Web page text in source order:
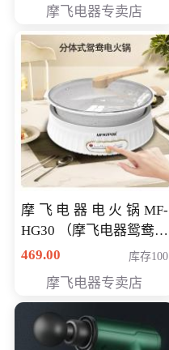
摩飞电器专卖店
摩飞电器电火锅MF-
HG30 （摩飞电器鸳鸯锅
MF-HG30 ） 会员专享价
469.00 库存100
摩飞电器专卖店